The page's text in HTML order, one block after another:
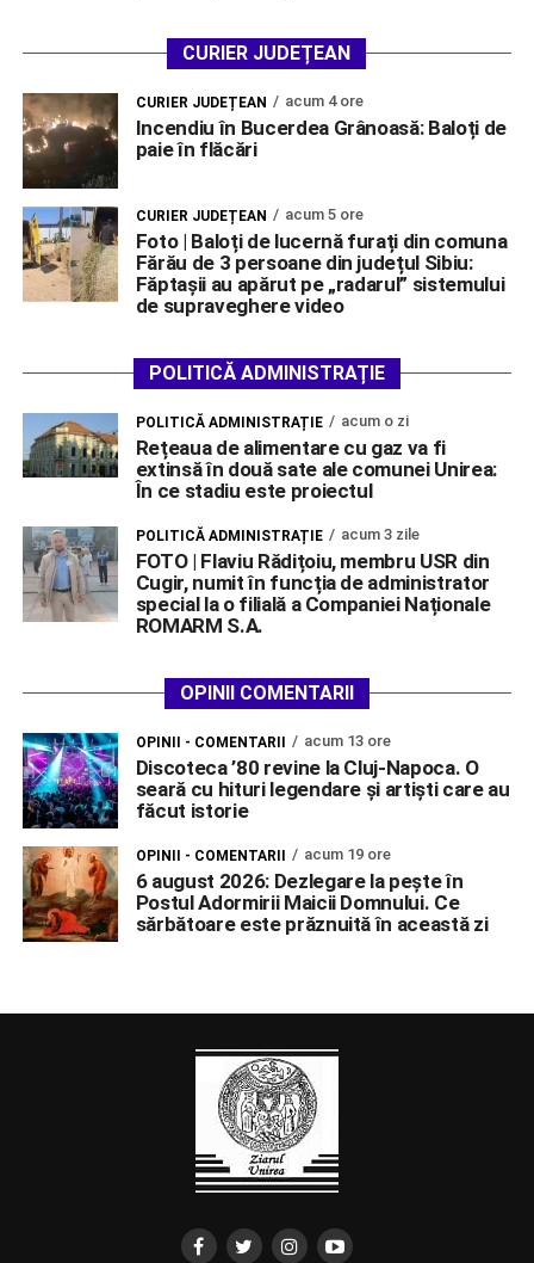
CURIER JUDEȚEAN
CURIER JUDEȚEAN acum 4 ore
Incendiu în Bucerdea Grânoasă: Baloți de
paie în flăcări
CURIER JUDEȚEAN acum 5 ore
Foto | Baloți de lucernă furați din comuna
Fărău de 3 persoane din județul Sibiu:
Făptașii au apărut pe „radarul” sistemului
de supraveghere video
POLITICĂ ADMINISTRAȚIE
POLITICĂ ADMINISTRAȚIE acum o zi
Rețeaua de alimentare cu gaz va fi
extinsă în două sate ale comunei Unirea:
În ce stadiu este proiectul
POLITICĂ ADMINISTRAȚIE acum 3 zile
FOTO | Flaviu Rădițoiu, membru USR din
Cugir, numit în funcția de administrator
special la o filială a Companiei Naționale
ROMARM S.A.
OPINII COMENTARII
OPINII - COMENTARII acum 13 ore
Discoteca ’80 revine la Cluj-Napoca. O
seară cu hituri legendare și artiști care au
făcut istorie
OPINII - COMENTARII acum 19 ore
6 august 2026: Dezlegare la pește în
Postul Adormirii Maicii Domnului. Ce
sărbătoare este prăznuită în această zi